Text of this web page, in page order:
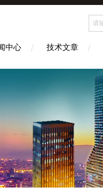
中心 技术文章